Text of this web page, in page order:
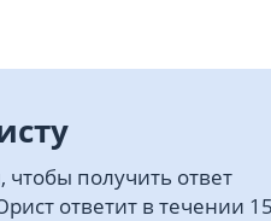
чтобы получить ответ
ответит в течении